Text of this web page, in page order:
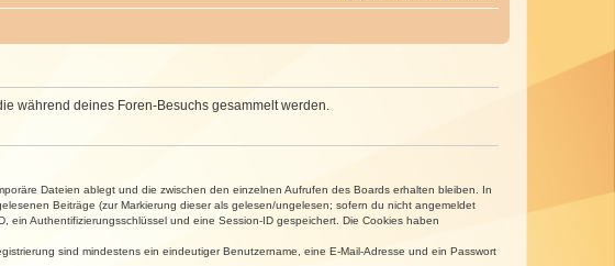
während deines Foren-Besuchs gesammelt werden.
Dateien ablegt und die zwischen den einzelnen Aufrufen des Boards erhalten bleiben. In
Beiträge (zur Markierung dieser als gelesen/ungelesen; sofern du nicht angemeldet
Authentifizierungsschlüssel und eine Session-ID gespeichert. Die Cookies haben
sind mindestens ein eindeutiger Benutzername, eine E-Mail-Adresse und ein Passwort